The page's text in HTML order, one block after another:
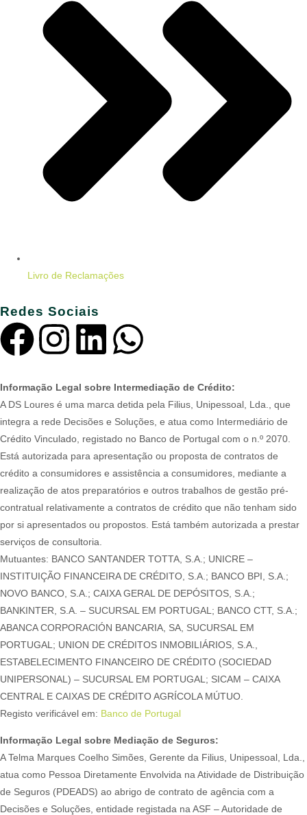
Livro de Reclamações
Redes Sociais
Informação Legal sobre Intermediação de Crédito:
A DS Loures é uma marca detida pela Filius, Unipessoal, Lda., que
integra a rede Decisões e Soluções, e atua como Intermediário de
Crédito Vinculado, registado no Banco de Portugal com o n.º 2070.
Está autorizada para apresentação ou proposta de contratos de
crédito a consumidores e assistência a consumidores, mediante a
realização de atos preparatórios e outros trabalhos de gestão pré-
contratual relativamente a contratos de crédito que não tenham sido
por si apresentados ou propostos. Está também autorizada a prestar
serviços de consultoria.
Mutuantes: BANCO SANTANDER TOTTA, S.A.; UNICRE –
INSTITUIÇÃO FINANCEIRA DE CRÉDITO, S.A.; BANCO BPI, S.A.;
NOVO BANCO, S.A.; CAIXA GERAL DE DEPÓSITOS, S.A.;
BANKINTER, S.A. – SUCURSAL EM PORTUGAL; BANCO CTT, S.A.;
ABANCA CORPORACIÓN BANCARIA, SA, SUCURSAL EM
PORTUGAL; UNION DE CRÉDITOS INMOBILIÁRIOS, S.A.,
ESTABELECIMENTO FINANCEIRO DE CRÉDITO (SOCIEDAD
UNIPERSONAL) – SUCURSAL EM PORTUGAL; SICAM – CAIXA
CENTRAL E CAIXAS DE CRÉDITO AGRÍCOLA MÚTUO.
Registo verificável em: Banco de Portugal
Informação Legal sobre Mediação de Seguros:
A Telma Marques Coelho Simões, Gerente da Filius, Unipessoal, Lda.,
atua como Pessoa Diretamente Envolvida na Atividade de Distribuição
de Seguros (PDEADS) ao abrigo de contrato de agência com a
Decisões e Soluções, entidade registada na ASF – Autoridade de